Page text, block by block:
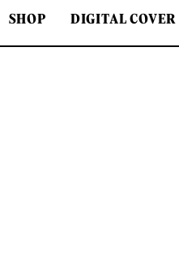
SHOP DIGITAL COVER